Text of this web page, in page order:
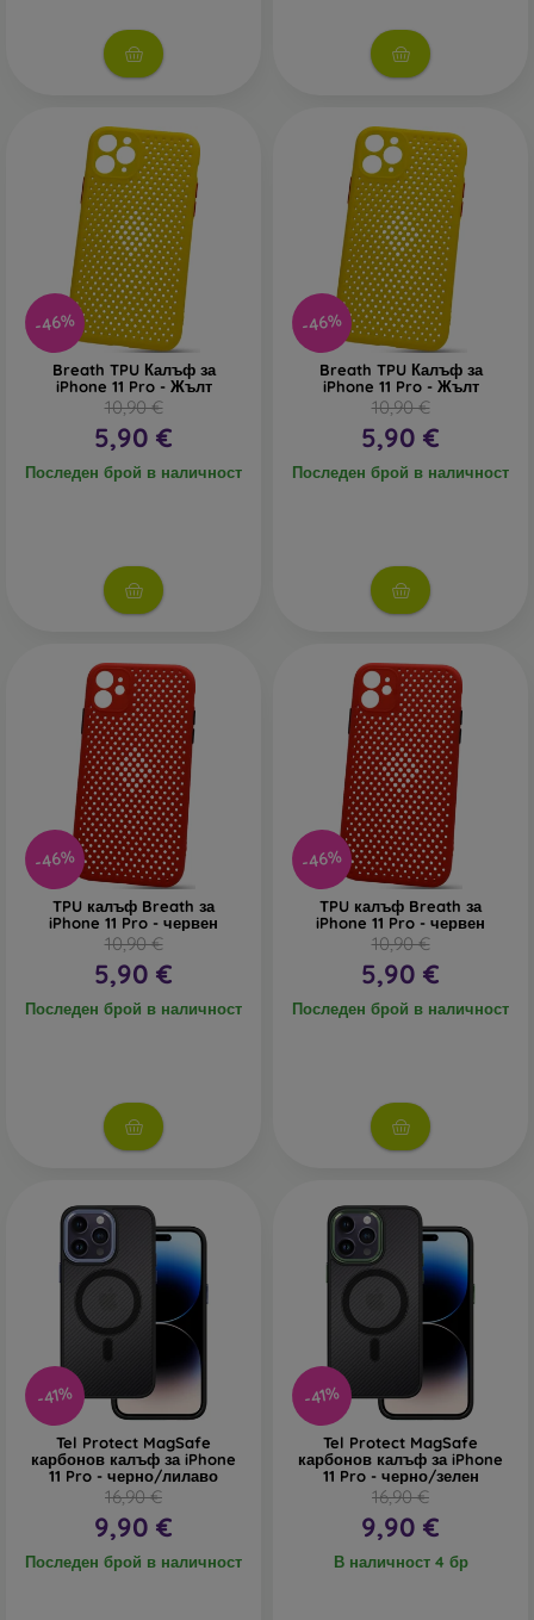
-46%
Breath TPU Калъф за
iPhone 11 Pro - Жълт
10,90 €
5,90 €
Последен брой в наличност
-46%
Breath TPU Калъф за
iPhone 11 Pro - Жълт
10,90 €
5,90 €
Последен брой в наличност
-46%
TPU калъф Breath за
iPhone 11 Pro - червен
10,90 €
5,90 €
Последен брой в наличност
-46%
TPU калъф Breath за
iPhone 11 Pro - червен
10,90 €
5,90 €
Последен брой в наличност
-41%
Tel Protect MagSafe
карбонов калъф за iPhone
11 Pro - черно/лилаво
16,90 €
9,90 €
Последен брой в наличност
-41%
Tel Protect MagSafe
карбонов калъф за iPhone
11 Pro - черно/зелен
16,90 €
9,90 €
В наличност 4 бр